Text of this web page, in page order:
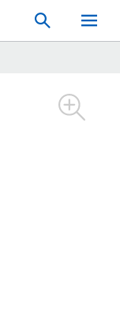
Search
Toggle
Mobile